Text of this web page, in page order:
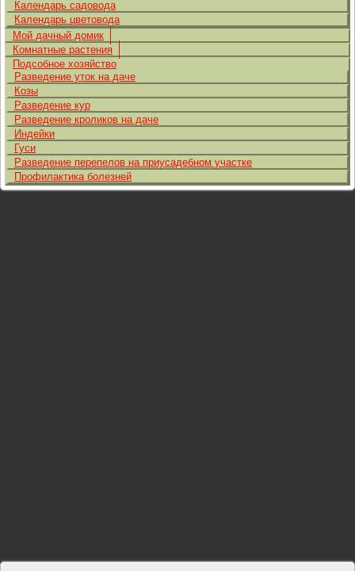
Календарь садовода
Календарь цветовода
Мой дачный домик
Комнатные растения
Подсобное хозяйство
Разведение уток на даче
Козы
Разведение кур
Разведение кроликов на даче
Индейки
Гуси
Разведение перепелов на приусадебном участке
Профилактика болезней